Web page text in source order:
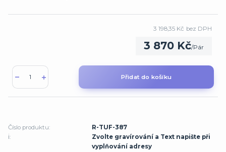
3 870 Kč/Pár
3 198,35 Kč bez DPH
Přidat do košíku
Číslo produktu:
R-TUF-387
ℹ️:
Zvolte gravírování a Text napište při
vyplňování adresy